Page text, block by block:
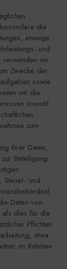
die
etwaige
und
verwenden wir
Zwecke der
sowie
wir die
sowohl
zum
ihrer Daten,
Beteiligung
Steuer- und
Daten von
als dies für die
Pflichten
etwa
im Rahmen